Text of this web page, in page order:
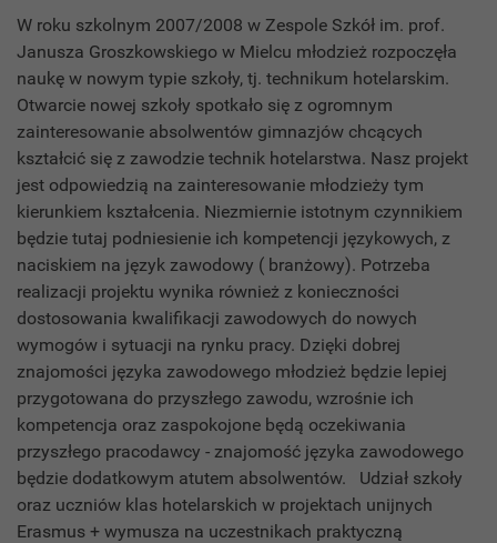
W roku szkolnym 2007/2008 w Zespole Szkół im. prof.
Janusza Groszkowskiego w Mielcu młodzież rozpoczęła
naukę w nowym typie szkoły, tj. technikum hotelarskim.
Otwarcie nowej szkoły spotkało się z ogromnym
zainteresowanie absolwentów gimnazjów chcących
kształcić się z zawodzie technik hotelarstwa. Nasz projekt
jest odpowiedzią na zainteresowanie młodzieży tym
kierunkiem kształcenia. Niezmiernie istotnym czynnikiem
będzie tutaj podniesienie ich kompetencji językowych, z
naciskiem na język zawodowy ( branżowy). Potrzeba
realizacji projektu wynika również z konieczności
dostosowania kwalifikacji zawodowych do nowych
wymogów i sytuacji na rynku pracy. Dzięki dobrej
znajomości języka zawodowego młodzież będzie lepiej
przygotowana do przyszłego zawodu, wzrośnie ich
kompetencja oraz zaspokojone będą oczekiwania
przyszłego pracodawcy - znajomość języka zawodowego
będzie dodatkowym atutem absolwentów. Udział szkoły
oraz uczniów klas hotelarskich w projektach unijnych
Erasmus + wymusza na uczestnikach praktyczną